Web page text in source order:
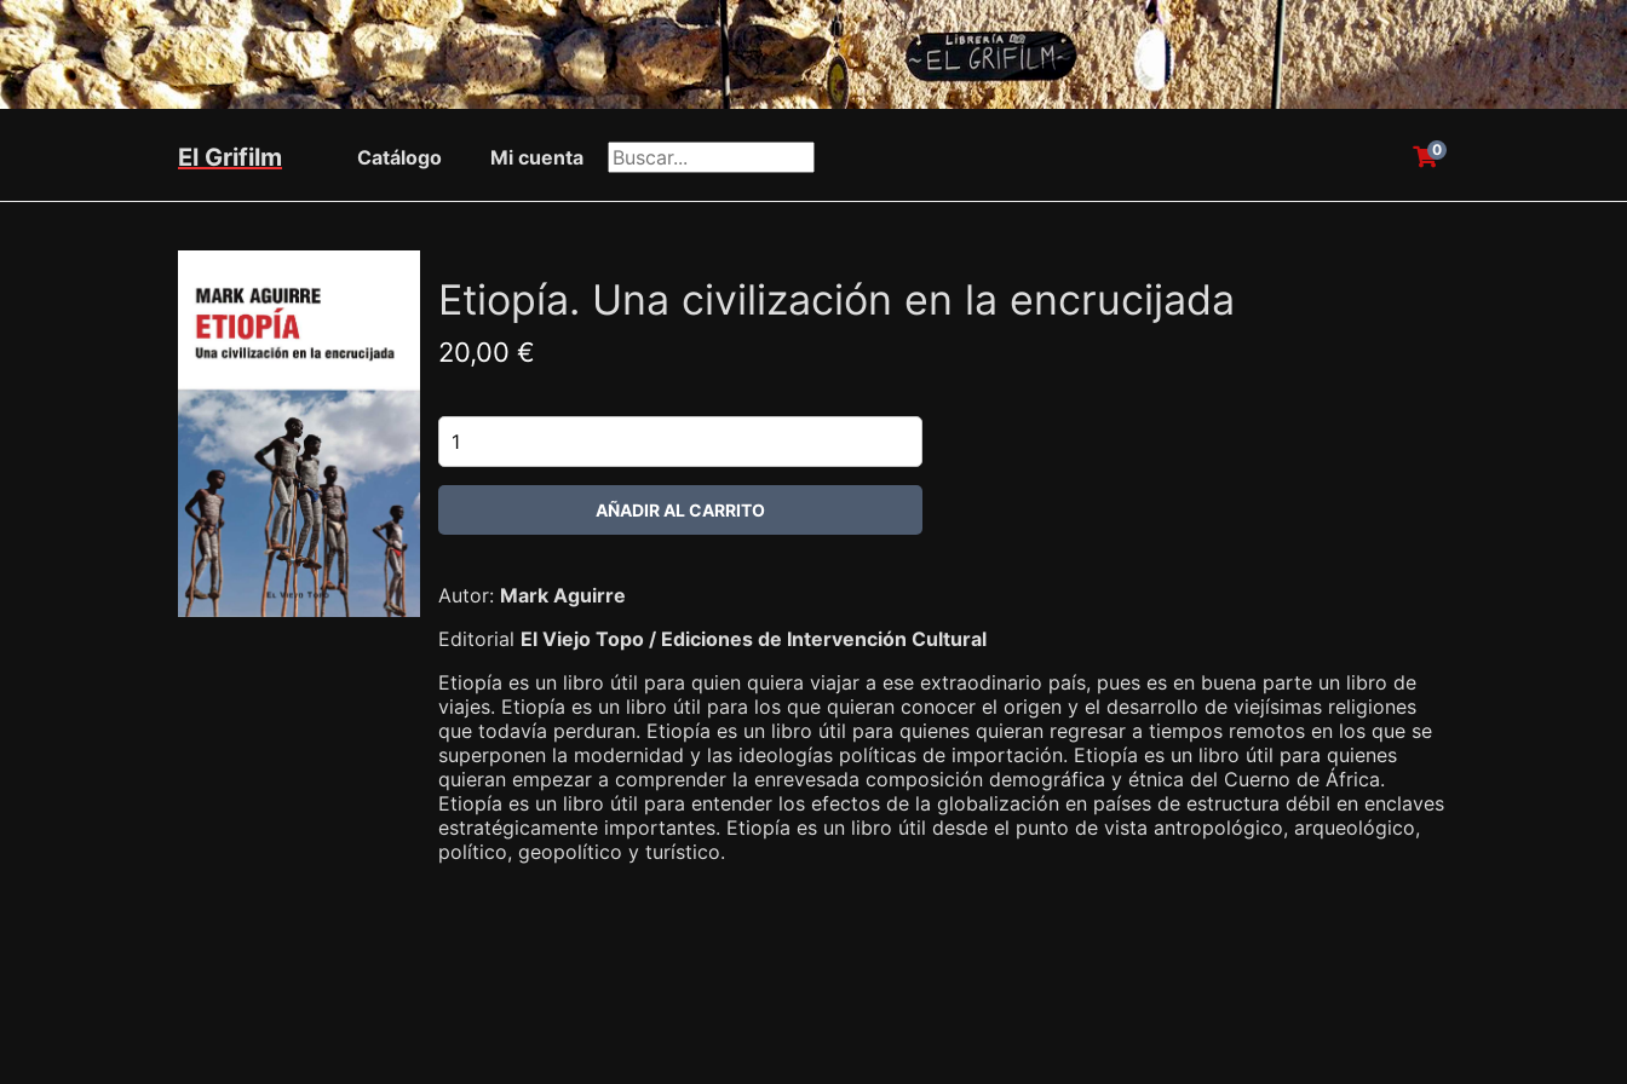
El Grifilm Catálogo Mi cuenta 0
Etiopía. Una civilización en la encrucijada
20,00 €
Autor: Mark Aguirre
Editorial El Viejo Topo / Ediciones de Intervención Cultural
Etiopía es un libro útil para quien quiera viajar a ese extraodinario país, pues es en buena parte un libro de
viajes. Etiopía es un libro útil para los que quieran conocer el origen y el desarrollo de viejísimas religiones
que todavía perduran. Etiopía es un libro útil para quienes quieran regresar a tiempos remotos en los que se
superponen la modernidad y las ideologías políticas de importación. Etiopía es un libro útil para quienes
quieran empezar a comprender la enrevesada composición demográfica y étnica del Cuerno de África.
Etiopía es un libro útil para entender los efectos de la globalización en países de estructura débil en enclaves
estratégicamente importantes. Etiopía es un libro útil desde el punto de vista antropológico, arqueológico,
político, geopolítico y turístico.